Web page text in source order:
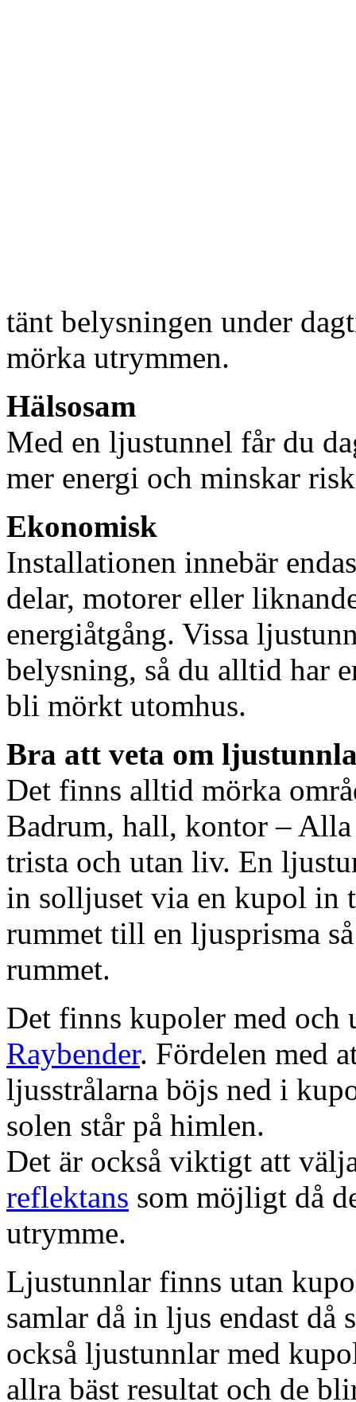
tänt belysningen under
mörka utrymmen.
Hälsosam
Med en ljustunnel får du
mer energi och minskar
Ekonomisk
Installationen innebär
delar, motorer eller
energiåtgång. Vissa
belysning, så du alltid har
bli mörkt utomhus.
Bra att veta om
Det finns alltid mörka
Badrum, hall, kontor – Alla
trista och utan liv. En
in solljuset via en kupol in
rummet till en ljusprisma
rummet.
Det finns kupoler med och
Raybender. Fördelen med
ljusstrålarna böjs ned i
solen står på himlen.
Det är också viktigt att
reflektans som möjligt då
utrymme.
Ljustunnlar finns utan
samlar då in ljus endast då
också ljustunnlar med
allra bäst resultat och de